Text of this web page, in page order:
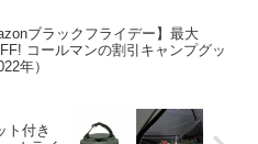
ブラックフライデー】最大
コールマンの割引キャンプグッ
年）
ト付き